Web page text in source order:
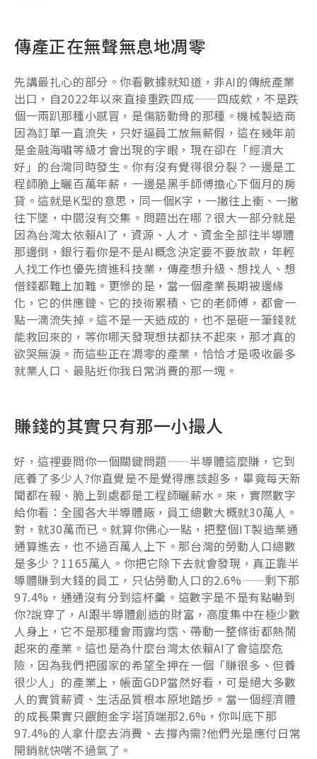
傳產正在無聲無息地凋零
先講最扎心的部分。你看數據就知道，非AI的傳統產業
出口，自2022年以來直接重跌四成——四成欸，不是跌
個一兩趴那種小感冒，是傷筋動骨的那種。機械製造商
因為訂單一直流失，只好逼員工放無薪假，這在幾年前
是金融海嘯等級才會出現的字眼，現在卻在「經濟大
好」的台灣同時發生。你有沒有覺得很分裂？一邊是工
程師脆上曬百萬年薪，一邊是黑手師傅擔心下個月的房
貸。這就是K型的意思，同一個K字，一撇往上衝、一撇
往下墜，中間沒有交集。問題出在哪？很大一部分就是
因為台灣太依賴AI了，資源、人才、資金全部往半導體
那邊倒，銀行看你是不是AI概念決定要不要放款，年輕
人找工作也優先擠進科技業，傳產想升級、想找人、想
借錢都難上加難。更慘的是，當一個產業長期被邊緣
化，它的供應鏈、它的技術累積、它的老師傅，都會一
點一滴流失掉。這不是一天造成的，也不是砸一筆錢就
能救回來的，等你哪天發現想扶都扶不起來，那才真的
欲哭無淚。而這些正在凋零的產業，恰恰才是吸收最多
就業人口、最貼近你我日常消費的那一塊。
賺錢的其實只有那一小撮人
好，這裡要問你一個關鍵問題——半導體這麼賺，它到
底養了多少人?你直覺是不是覺得應該超多，畢竟每天新
聞都在報、脆上到處都是工程師曬薪水。來，實際數字
給你看：全國各大半導體廠，員工總數大概就30萬人。
對，就30萬而已。就算你佛心一點，把整個IT製造業通
通算進去，也不過百萬人上下。那台灣的勞動人口總數
是多少？1165萬人。你把它除下去就會發現，真正靠半
導體賺到大錢的員工，只佔勞動人口的2.6%——剩下那
97.4%，通通沒有分到這杯羹。這數字是不是有點嚇到
你?說穿了，AI跟半導體創造的財富，高度集中在極少數
人身上，它不是那種會雨露均霑、帶動一整條街都熱鬧
起來的產業。這也是為什麼台灣太依賴AI了會這麼危
險，因為我們把國家的希望全押在一個「賺很多、但養
很少人」的產業上，帳面GDP當然好看，可是絕大多數
人的實質薪資、生活品質根本原地踏步。當一個經濟體
的成長果實只餵飽金字塔頂端那2.6%，你叫底下那
97.4%的人拿什麼去消費、去撐內需?他們光是應付日常
開銷就快喘不過氣了。